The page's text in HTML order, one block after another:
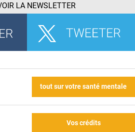
LA NEWSLETTER
tout sur votre santé mentale
Vos crédits